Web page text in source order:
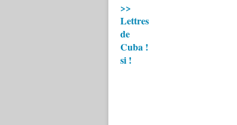
>>
Lettres
de
Cuba !
si !